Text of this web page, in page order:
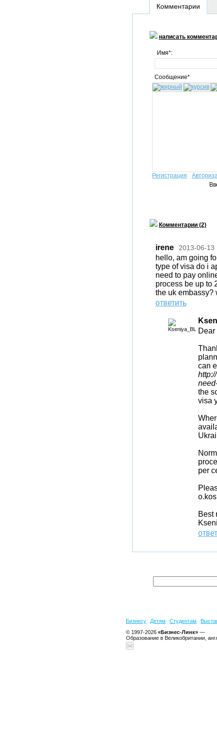
Комментарии
написать
Имя*:
Сообщение*
Регистрация
Комментарии (2)
irene 2013-06-13
hello, am going
type of visa do i
need to pay
process be up to
the uk embassy?
ответить
Dear
can
the
visa
per
Best
Бизнесу Детям Студентам
© 1997-2026 «Бизнес-Линк» —
Образование в Великобритании,